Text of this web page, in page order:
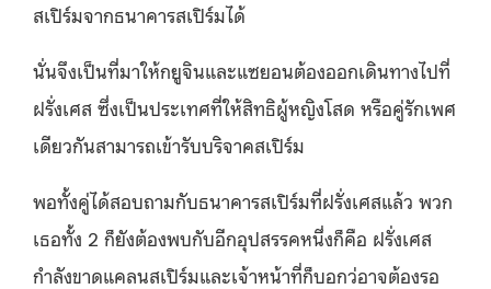
สเปิร์มจากธนาคารสเปิร์มได้
นั่นจึงเป็นที่มาให้กยูจินและแซยอนต้องออกเดินทางไปที่
ฝรั่งเศส ซึ่งเป็นประเทศที่ให้สิทธิผู้หญิงโสด หรือคู่รักเพศ
เดียวกันสามารถเข้ารับบริจาคสเปิร์ม
พอทั้งคู่ได้สอบถามกับธนาคารสเปิร์มที่ฝรั่งเศสแล้ว พวก
เธอทั้ง 2 ก็ยังต้องพบกับอีกอุปสรรคหนึ่งก็คือ ฝรั่งเศส
กำลังขาดแคลนสเปิร์มและเจ้าหน้าที่ก็บอกว่อาจต้องรอ